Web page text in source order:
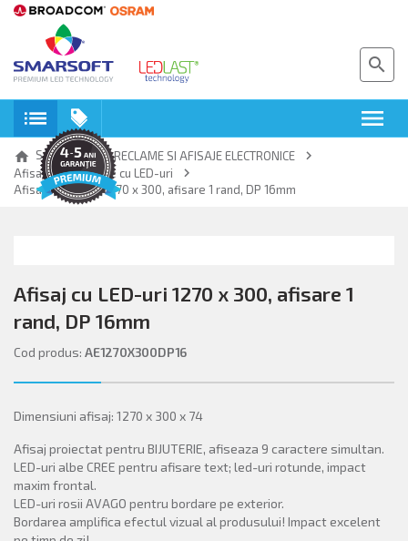
search
toc menu
home Smarsoft keyboard_arrow_right RECLAME SI AFISAJE ELECTRONICE keyboard_arrow_right
Afisaje electronice cu LED-uri keyboard_arrow_right
Afisaj cu LED-uri 1270 x 300, afisare 1 rand, DP 16mm
Afisaj cu LED-uri 1270 x 300, afisare 1
rand, DP 16mm
Cod produs: AE1270X300DP16
Dimensiuni afisaj: 1270 x 300 x 74
Afisaj proiectat pentru BIJUTERIE, afiseaza 9 caractere simultan.
LED-uri albe CREE pentru afisare text; led-uri rotunde, impact
maxim frontal.
LED-uri rosii AVAGO pentru bordare pe exterior.
Bordarea amplifica efectul vizual al produsului! Impact excelent